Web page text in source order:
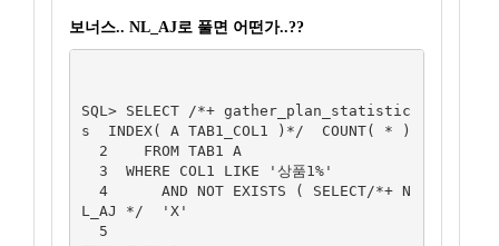
보너스.. NL_AJ로 풀면 어떤가..??
SQL> SELECT /*+ gather_plan_statistic
s  INDEX( A TAB1_COL1 )*/  COUNT( * )
L_AJ */  'X'